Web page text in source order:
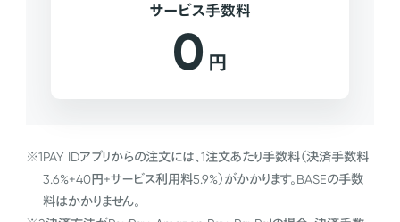
サービス手数料
0 円
※1PAY IDアプリからの注文には、1注文あたり手数料（決済手数料
3.6%+40円+サービス利用料5.9%）がかかります。BASEの手数
料はかかりません。